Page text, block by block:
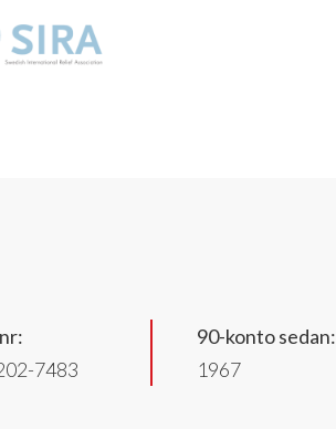
7483
90-konto sedan:
1967